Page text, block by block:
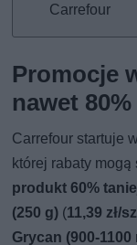
Carrefour
Promocje
nawet
Carrefour startuje
której rabaty
produkt 60%
(250 g) (11,39 zł/
Grycan (900-1100